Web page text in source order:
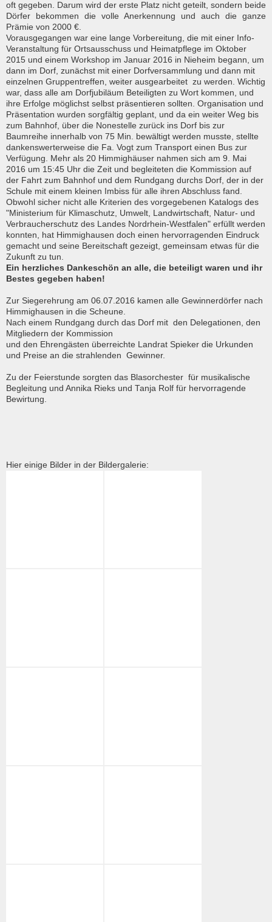
oft gegeben. Darum wird der erste Platz nicht geteilt, sondern beide
Dörfer bekommen die volle Anerkennung und auch die ganze
Prämie von 2000 €.
Vorausgegangen war eine lange Vorbereitung, die mit einer Info-
Veranstaltung für Ortsausschuss und Heimatpflege im Oktober
2015 und einem Workshop im Januar 2016 in Nieheim begann, um
dann im Dorf, zunächst mit einer Dorfversammlung und dann mit
einzelnen Gruppentreffen, weiter ausgearbeitet zu werden. Wichtig
war, dass alle am Dorfjubiläum Beteiligten zu Wort kommen, und
ihre Erfolge möglichst selbst präsentieren sollten. Organisation und
Präsentation wurden sorgfältig geplant, und da ein weiter Weg bis
zum Bahnhof, über die Nonestelle zurück ins Dorf bis zur
Baumreihe innerhalb von 75 Min. bewältigt werden musste, stellte
dankenswerterweise die Fa. Vogt zum Transport einen Bus zur
Verfügung. Mehr als 20 Himmighäuser nahmen sich am 9. Mai
2016 um 15:45 Uhr die Zeit und begleiteten die Kommission auf
der Fahrt zum Bahnhof und dem Rundgang durchs Dorf, der in der
Schule mit einem kleinen Imbiss für alle ihren Abschluss fand.
Obwohl sicher nicht alle Kriterien des vorgegebenen Katalogs des
"Ministerium für Klimaschutz, Umwelt, Landwirtschaft, Natur- und
Verbraucherschutz des Landes Nordrhein-Westfalen" erfüllt werden
konnten, hat Himmighausen doch einen hervorragenden Eindruck
gemacht und seine Bereitschaft gezeigt, gemeinsam etwas für die
Zukunft zu tun.
Ein herzliches Dankeschön an alle, die beteiligt waren und ihr
Bestes gegeben haben!
Zur Siegerehrung am 06.07.2016 kamen alle Gewinnerdörfer nach
Himmighausen in die Scheune.
Nach einem Rundgang durch das Dorf mit den Delegationen, den
Mitgliedern der Kommission
und den Ehrengästen überreichte Landrat Spieker die Urkunden
und Preise an die strahlenden Gewinner.
Zu der Feierstunde sorgten das Blasorchester für musikalische
Begleitung und Annika Rieks und Tanja Rolf für hervorragende
Bewirtung.
Hier einige Bilder in der Bildergalerie: